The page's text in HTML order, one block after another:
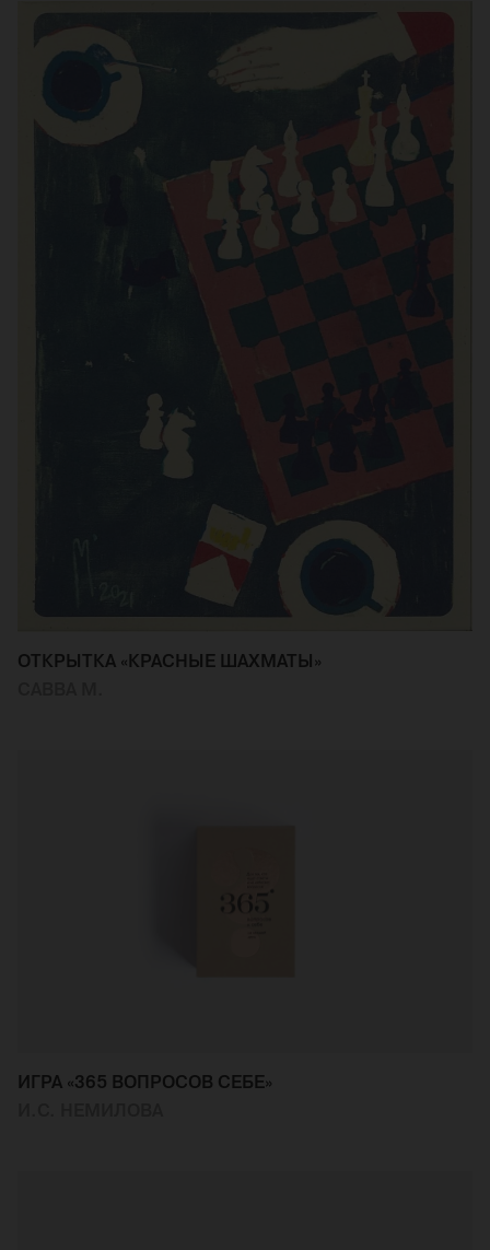
ОТКРЫТКА «КРАСНЫЕ ШАХМАТЫ»
ИГРА «365 ВОПРОСОВ СЕБЕ»